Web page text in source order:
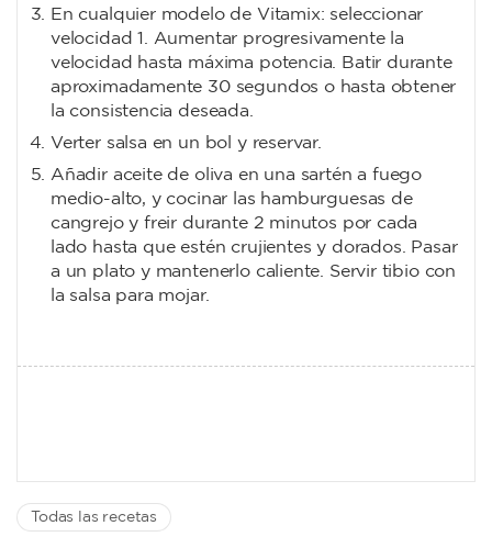
En cualquier modelo de Vitamix: seleccionar
velocidad 1. Aumentar progresivamente la
velocidad hasta máxima potencia. Batir durante
aproximadamente 30 segundos o hasta obtener
la consistencia deseada.
Verter salsa en un bol y reservar.
Añadir aceite de oliva en una sartén a fuego
medio-alto, y cocinar las hamburguesas de
cangrejo y freir durante 2 minutos por cada
lado hasta que estén crujientes y dorados. Pasar
a un plato y mantenerlo caliente. Servir tibio con
la salsa para mojar.
Todas las recetas